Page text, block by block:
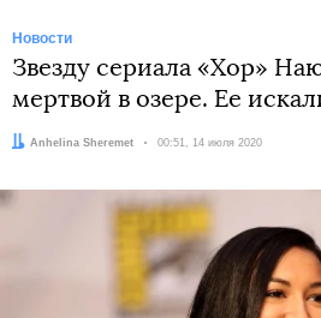
Новости
Звезду сериала «Хор»
мертвой в озере. Ее
Автор:
Anhelina Sheremet Дата:
00:51, 14 июля 2020